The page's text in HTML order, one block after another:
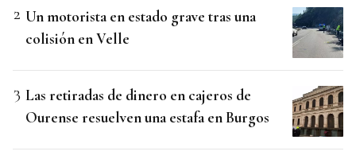
Un motorista en estado grave tras una
colisión en Velle
Las retiradas de dinero en cajeros de
Ourense resuelven una estafa en Burgos